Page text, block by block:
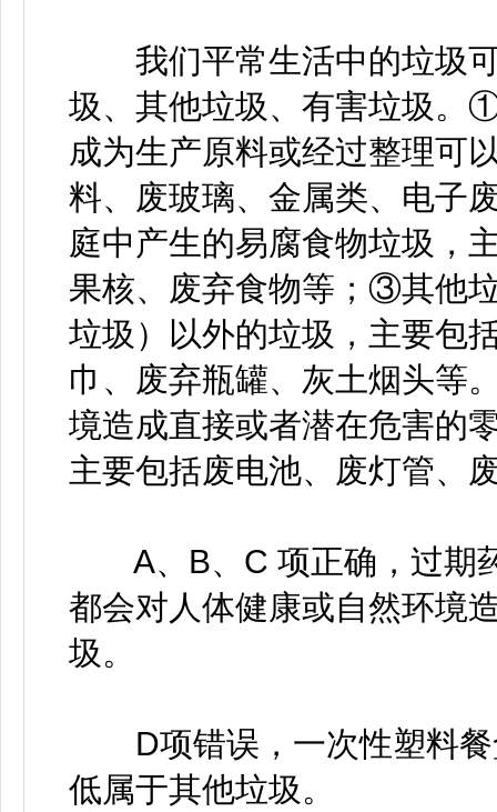
我们平常生活中的垃圾可
圾、其他垃圾、有害垃圾。
成为生产原料或经过整理可
料、废玻璃、金属类、电子
庭中产生的易腐食物垃圾，
果核、废弃食物等；③其他
垃圾）以外的垃圾，主要包
巾、废弃瓶罐、灰土烟头等
境造成直接或者潜在危害的
主要包括废电池、废灯管、
A、B、C 项正确，过期
都会对人体健康或自然环境
圾。
D项错误，一次性塑料餐
低属于其他垃圾。